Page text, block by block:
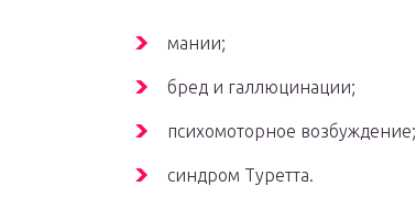
мании;
бред и галлюцинации;
психомоторное возбуждение;
синдром Туретта.